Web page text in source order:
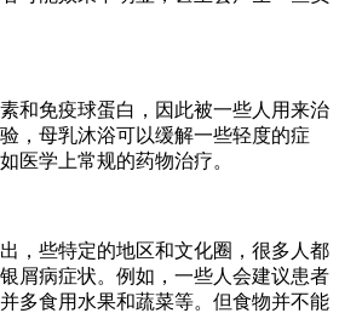
和免疫球蛋白，因此被一些人用来治
，母乳沐浴可以缓解一些轻度的症
医学上常规的药物治疗。
，些特定的地区和文化圈，很多人都
屑病症状。例如，一些人会建议患者
多食用水果和蔬菜等。但食物并不能